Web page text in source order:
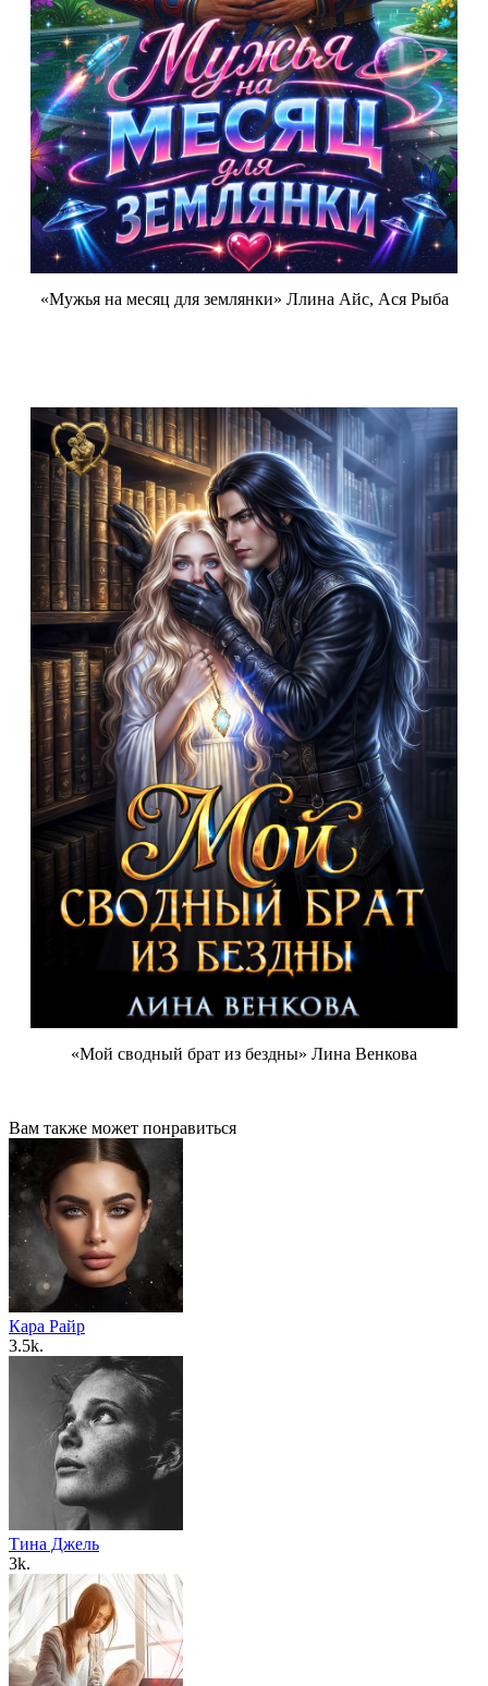
«Мужья на месяц для землянки» Ллина Айс, Ася Рыба
«Мой сводный брат из бездны» Лина Венкова
Вам также может понравиться
Кара Райр
3.5k.
Тина Джель
3k.